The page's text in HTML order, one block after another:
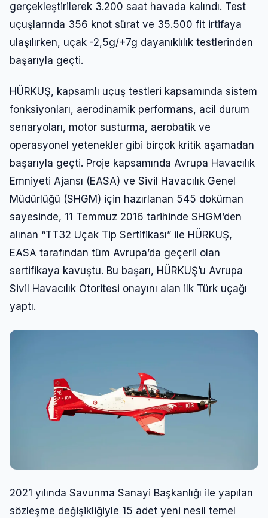
gerçekleştirilerek 3.200 saat havada kalındı. Test
uçuşlarında 356 knot sürat ve 35.500 fit irtifaya
ulaşılırken, uçak -2,5g/+7g dayanıklılık testlerinden
başarıyla geçti.
HÜRKUŞ, kapsamlı uçuş testleri kapsamında sistem
fonksiyonları, aerodinamik performans, acil durum
senaryoları, motor susturma, aerobatik ve
operasyonel yetenekler gibi birçok kritik aşamadan
başarıyla geçti. Proje kapsamında Avrupa Havacılık
Emniyeti Ajansı (EASA) ve Sivil Havacılık Genel
Müdürlüğü (SHGM) için hazırlanan 545 doküman
sayesinde, 11 Temmuz 2016 tarihinde SHGM’den
alınan “TT32 Uçak Tip Sertifikası” ile HÜRKUŞ,
EASA tarafından tüm Avrupa’da geçerli olan
sertifikaya kavuştu. Bu başarı, HÜRKUŞ’u Avrupa
Sivil Havacılık Otoritesi onayını alan ilk Türk uçağı
yaptı.
2021 yılında Savunma Sanayi Başkanlığı ile yapılan
sözleşme değişikliğiyle 15 adet yeni nesil temel